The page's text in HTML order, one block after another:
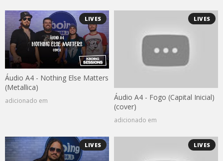
LIVES
Áudio A4 - Nothing Else Matters
(Metallica)
adicionado em
LIVES
Áudio A4 - Fogo (Capital Inicial)
(cover)
adicionado em
LIVES LIVES